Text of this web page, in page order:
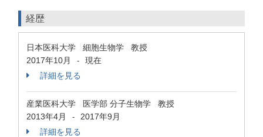
経歴
日本医科大学 細胞生物学 教授
2017年10月
-
現在
詳細を見る
産業医科大学 医学部 分子生物学 教授
2013年4月
-
2017年9月
詳細を見る